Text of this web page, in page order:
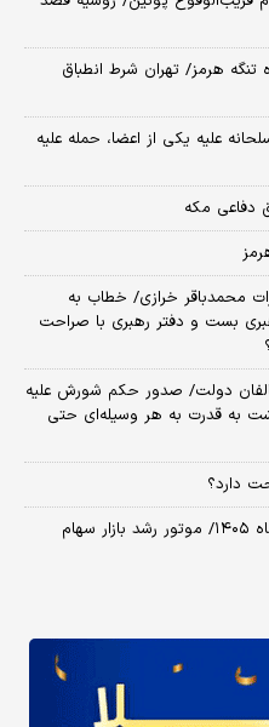
تنگه هرمز/ تهران شرط انطباق
علیه یکی از اعضا، حمله علیه
دفاعی مکه
محمدباقر خرازی/ خطاب به
بست و دفتر رهبری با صراحت
دولت/ صدور حکم شورش علیه
به قدرت به هر وسیله‌ای حتی
دارد؟
پیش بینی بورس فردا شنبه ۱۷ مردادماه ۱۴۰۵/ موتور رشد بازار سهام